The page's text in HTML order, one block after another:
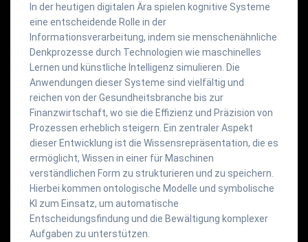
In der heutigen digitalen Ära spielen kognitive Systeme
eine entscheidende Rolle in der
Informationsverarbeitung, indem sie menschenähnliche
Denkprozesse durch Technologien wie maschinelles
Lernen und künstliche Intelligenz simulieren. Die
Anwendungen dieser Systeme sind vielfältig und
reichen von der Gesundheitsbranche bis zur
Finanzwirtschaft, wo sie die Effizienz und Präzision von
Prozessen erheblich steigern. Ein zentraler Aspekt
dieser Entwicklung ist die Wissensrepräsentation, die es
ermöglicht, Wissen in einer für Maschinen
verständlichen Form zu strukturieren und zu speichern.
Hierbei kommen ontologische Modelle und symbolische
KI zum Einsatz, um automatische
Entscheidungsfindung und die Bewältigung komplexer
Aufgaben zu unterstützen.